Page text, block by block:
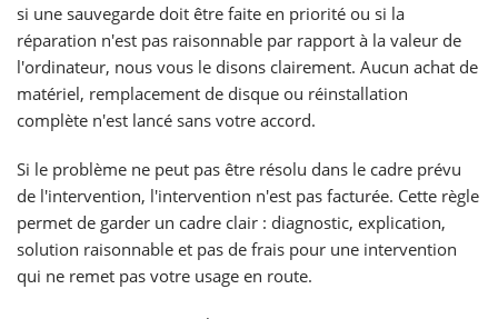
si une sauvegarde doit être faite en priorité ou si la
réparation n'est pas raisonnable par rapport à la valeur de
l'ordinateur, nous vous le disons clairement. Aucun achat de
matériel, remplacement de disque ou réinstallation
complète n'est lancé sans votre accord.
Si le problème ne peut pas être résolu dans le cadre prévu
de l'intervention, l'intervention n'est pas facturée. Cette règle
permet de garder un cadre clair : diagnostic, explication,
solution raisonnable et pas de frais pour une intervention
qui ne remet pas votre usage en route.